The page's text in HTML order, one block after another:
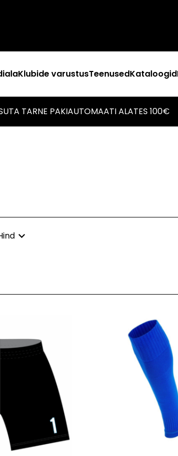
Klubide varustusTeenusedKataloogid
TARNE PAKIAUTOMAATI ALATES 100€